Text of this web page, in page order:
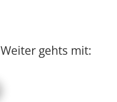
Weiter gehts mit: